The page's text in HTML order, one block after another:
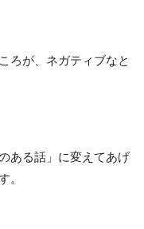
ろが、ネガティブなと
ある話」に変えてあげ
。